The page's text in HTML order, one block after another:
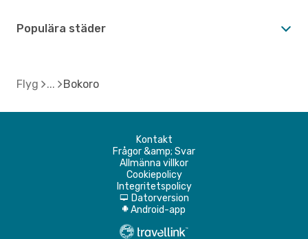
Populära städer
Flyg Bokoro
Kontakt
Frågor &amp; Svar
Allmänna villkor
Cookiepolicy
Integritetspolicy
d Datorversion
A Android-app